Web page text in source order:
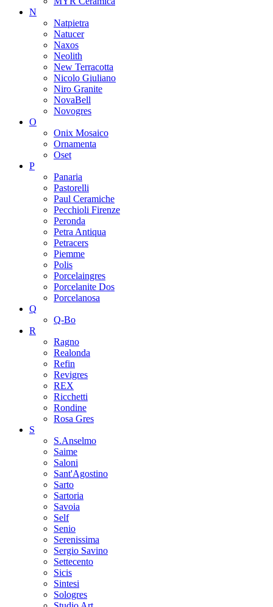
N
Natpietra
Natucer
Naxos
Neolith
New Terracotta
Nicolo Giuliano
Niro Granite
NovaBell
Novogres
O
Onix Mosaico
Ornamenta
Oset
P
Panaria
Pastorelli
Paul Ceramiche
Pecchioli Firenze
Peronda
Petra Antiqua
Petracers
Piemme
Polis
Porcelaingres
Porcelanite Dos
Porcelanosa
Q
Q-Bo
R
Ragno
Realonda
Refin
Revigres
REX
Ricchetti
Rondine
Rosa Gres
S
S.Anselmo
Saime
Saloni
Sant'Agostino
Sarto
Sartoria
Savoia
Self
Senio
Serenissima
Sergio Savino
Settecento
Sicis
Sintesi
Sologres